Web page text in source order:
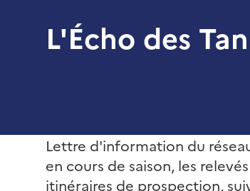
L'Écho des
Lettre d'information du
en cours de saison, les
itinéraires de prospection,